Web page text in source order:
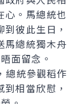
心。馬總統也
彼此生日，
馬總統獨木舟
面留念。
統參觀稻作
相當欣慰，